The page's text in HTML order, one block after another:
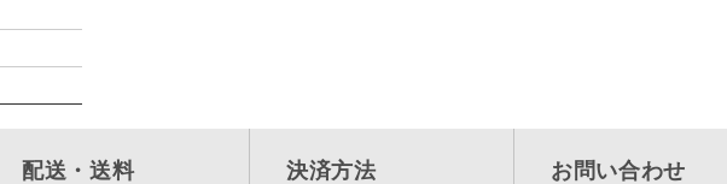
配送・送料 決済方法 お問い合わせ